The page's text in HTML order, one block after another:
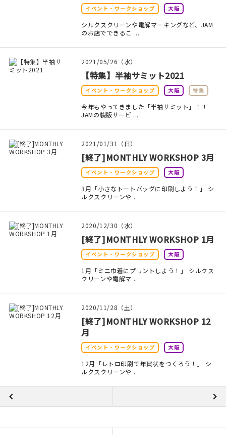
イベント・ワークショップ 大阪
シルクスクリーンや電解マーキングなど、JAM
のお店でできるこ ...
2021/05/26（水）
【特集】半袖サミット2021
イベント・ワークショップ 大阪 特集
今年もやってきました「半袖サミット」！！
JAMの製版サービ ...
2021/01/31（日）
[終了]MONTHLY WORKSHOP 3月
イベント・ワークショップ 大阪
3月「小さなトートバッグに印刷しよう！」 シ
ルクスクリーンや ...
2020/12/30（水）
[終了]MONTHLY WORKSHOP 1月
イベント・ワークショップ 大阪
1月「ミニ巾着にプリントしよう！」 シルクス
クリーンや電解マ ...
2020/11/28（土）
[終了]MONTHLY WORKSHOP 12
月
イベント・ワークショップ 大阪
12月「レトロ印刷で年賀状をつくろう！」 シ
ルクスクリーンや ...